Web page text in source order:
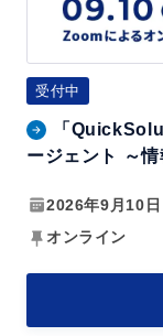
よ
あ
課
題
決
u
t
i
n」
紹
ェ
受付中
「
ージェント ～
2026年9月10
オンライン